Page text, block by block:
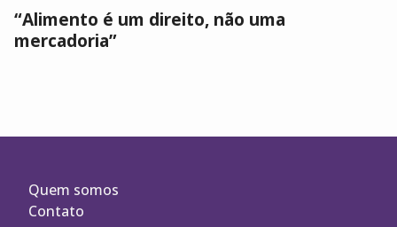
“Alimento é um direito, não uma
mercadoria”
Quem somos
Contato